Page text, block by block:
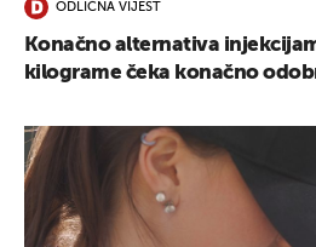
ODLIČNA VIJEST
Konačno alternativa
kilograme čeka konačno